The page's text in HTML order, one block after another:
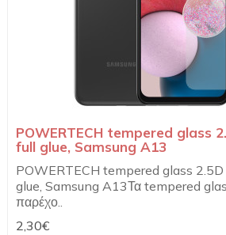
POWERTECH tempered glass
full glue, Samsung A13
POWERTECH tempered glass
glue, Samsung A13Τα tempered
παρέχο..
2,30€